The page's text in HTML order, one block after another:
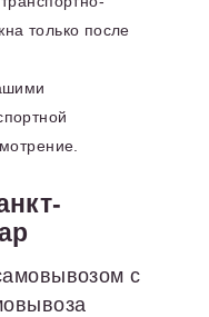
только после
с